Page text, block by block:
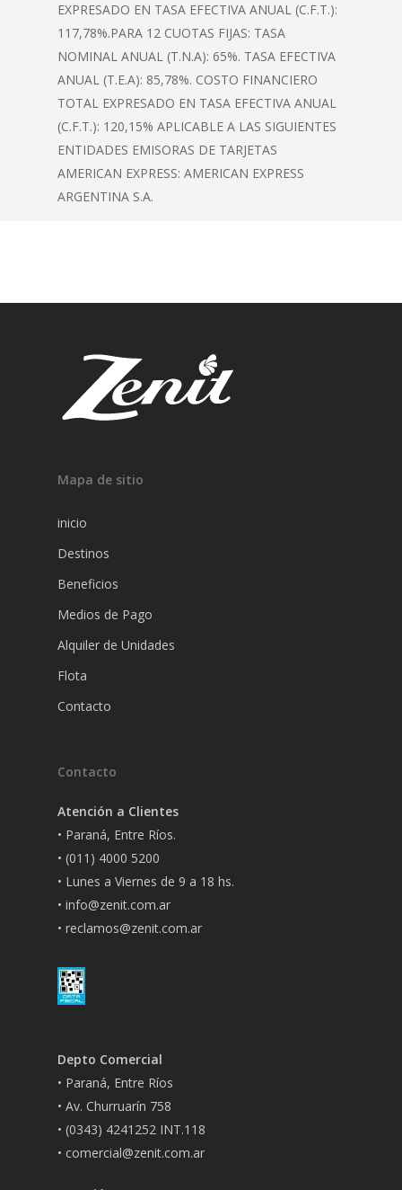
EXPRESADO EN TASA EFECTIVA ANUAL (C.F.T.):
117,78%.PARA 12 CUOTAS FIJAS: TASA
NOMINAL ANUAL (T.N.A): 65%. TASA EFECTIVA
ANUAL (T.E.A): 85,78%. COSTO FINANCIERO
TOTAL EXPRESADO EN TASA EFECTIVA ANUAL
(C.F.T.): 120,15% APLICABLE A LAS SIGUIENTES
ENTIDADES EMISORAS DE TARJETAS
AMERICAN EXPRESS: AMERICAN EXPRESS
ARGENTINA S.A.
Mapa de sitio
inicio
Destinos
Beneficios
Medios de Pago
Alquiler de Unidades
Flota
Contacto
Contacto
Atención a Clientes
• Paraná, Entre Ríos.
• (011) 4000 5200
• Lunes a Viernes de 9 a 18 hs.
• info@zenit.com.ar
• reclamos@zenit.com.ar
Depto Comercial
• Paraná, Entre Ríos
• Av. Churruarín 758
• (0343) 4241252 INT.118
• comercial@zenit.com.ar